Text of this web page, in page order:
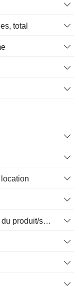
total
Revenus collectés avant livraison du produit/service